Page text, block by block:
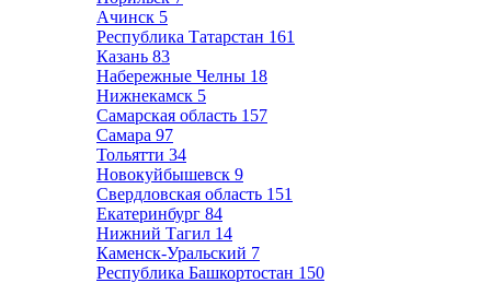
Ачинск 5
Республика Татарстан 161
Казань 83
Набережные Челны 18
Нижнекамск 5
Самарская область 157
Самара 97
Тольятти 34
Новокуйбышевск 9
Свердловская область 151
Екатеринбург 84
Нижний Тагил 14
Каменск-Уральский 7
Республика Башкортостан 150